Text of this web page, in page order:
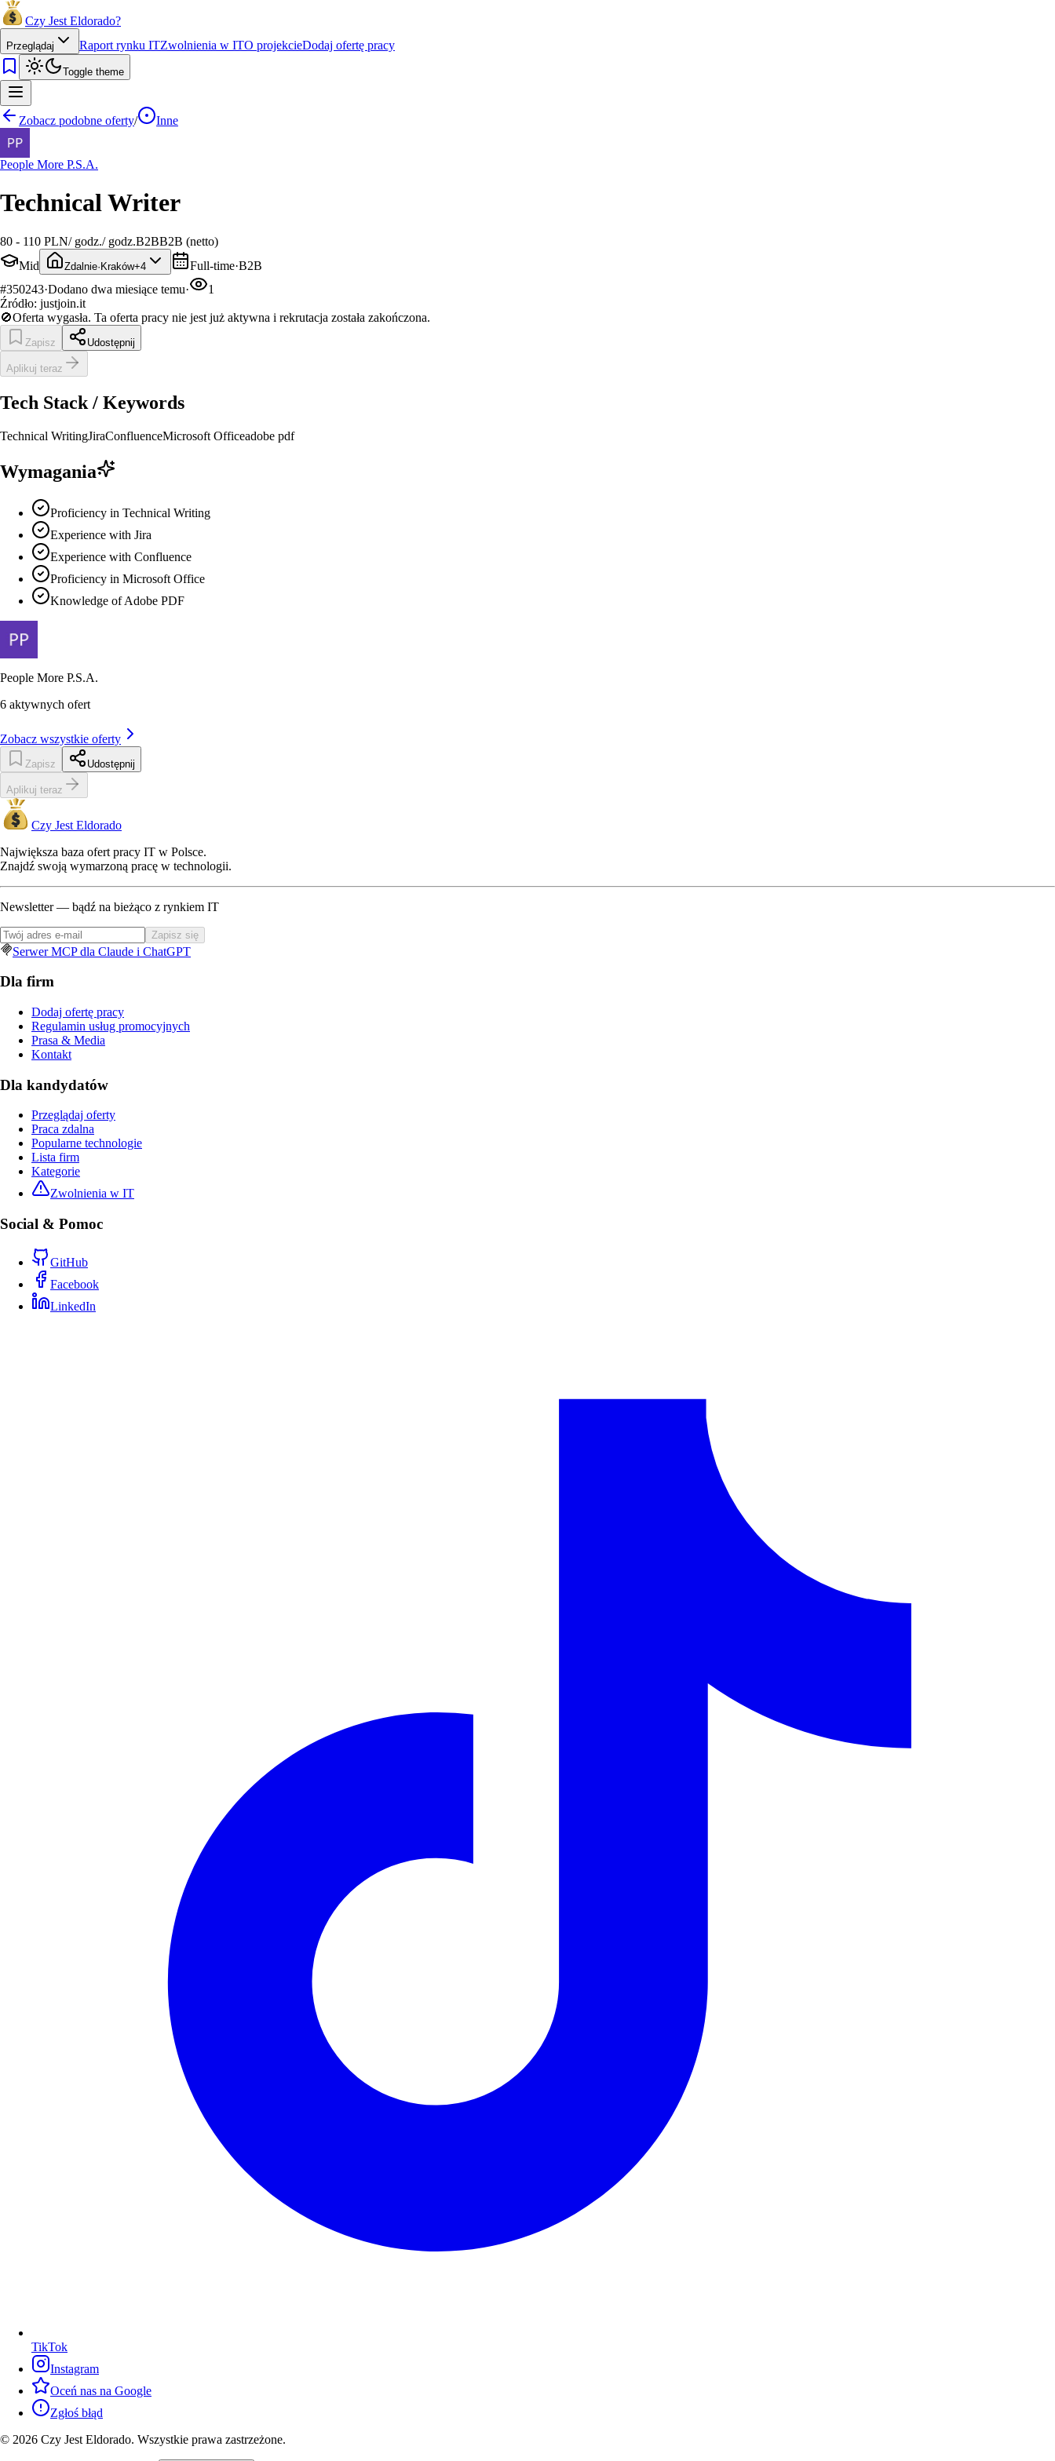
Czy Jest Eldorado?
Przeglądaj Raport rynku ITZwolnienia w ITO projekcieDodaj ofertę pracy
Toggle theme
Zobacz podobne oferty/ Inne
People More P.S.A.
Technical Writer
80 - 110 PLN/ godz./ godz.B2BB2B (netto)
Mid
Zdalnie· Kraków+4 Full-time·B2B
#350243·Dodano dwa miesiące temu·
1
Źródło: justjoin.it
🚫Oferta wygasła. Ta oferta pracy nie jest już aktywna i rekrutacja została zakończona.
Zapisz Udostępnij
Aplikuj teraz
Tech Stack / Keywords
Technical WritingJiraConfluenceMicrosoft Officeadobe pdf
Wymagania
Proficiency in Technical Writing
Experience with Jira
Experience with Confluence
Proficiency in Microsoft Office
Knowledge of Adobe PDF
People More P.S.A.
6 aktywnych ofert
Zobacz wszystkie oferty
Zapisz Udostępnij
Aplikuj teraz
Czy Jest Eldorado
Największa baza ofert pracy IT w Polsce.
Znajdź swoją wymarzoną pracę w technologii.
Newsletter — bądź na bieżąco z rynkiem IT
Zapisz się
Serwer MCP dla Claude i ChatGPT
Dla firm
Dodaj ofertę pracy
Regulamin usług promocyjnych
Prasa & Media
Kontakt
Dla kandydatów
Przeglądaj oferty
Praca zdalna
Popularne technologie
Lista firm
Kategorie
Zwolnienia w IT
Social & Pomoc
GitHub
Facebook
LinkedIn
TikTok
Instagram
Oceń nas na Google
Zgłoś błąd
© 2026 Czy Jest Eldorado. Wszystkie prawa zastrzeżone.